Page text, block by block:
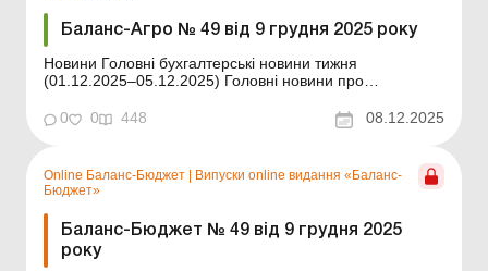
Баланс-Агро № 49 від 9 грудня 2025 року
Новини Головні бухгалтерські новини тижня
(01.12.2025–05.12.2025) Головні новини про
щодня Зміст номеру Правова допомога Читати
Відомості про транспортні засоби: інформуємо ТЦК до
0 0 448 08.12.2025
Online Баланс-Бюджет | Випуски online видання «Баланс-
Бюджет»
Баланс-Бюджет № 49 від 9 грудня 2025
року